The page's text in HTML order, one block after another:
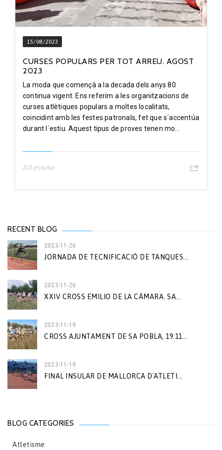
15/08/2023
CURSES POPULARS PER TOT ARREU. AGOST
2023
La moda que començà a la decada dels anys 80
continua vigent. Ens referim a les organitzacions de
curses atlètiques populars a moltes localitats,
coincidint amb les festes patronals, fet que s´accentúa
durant l´estiu. Aquest tipus de proves tenen mo...
Atletisme
RECENT BLOG
2023-11-26
JORNADA DE TECNIFICACIÓ DE TANQUES...
2023-11-26
XXIV CROSS EMILIO DE LA CÁMARA. SA...
2023-11-19
CROSS AJUNTAMENT DE SA POBLA, 19.11...
2023-11-19
FINAL INSULAR DE MALLORCA D´ATLETI...
BLOG CATEGORIES
Atletisme